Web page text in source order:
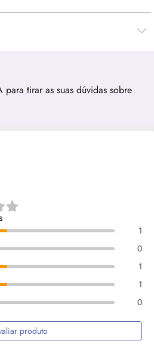
para tirar as suas dúvidas sobre
1
0
1
1
0
produto